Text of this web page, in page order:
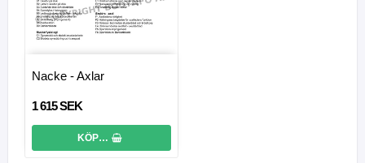
Nacke - Axlar
1 615 SEK
KÖP…